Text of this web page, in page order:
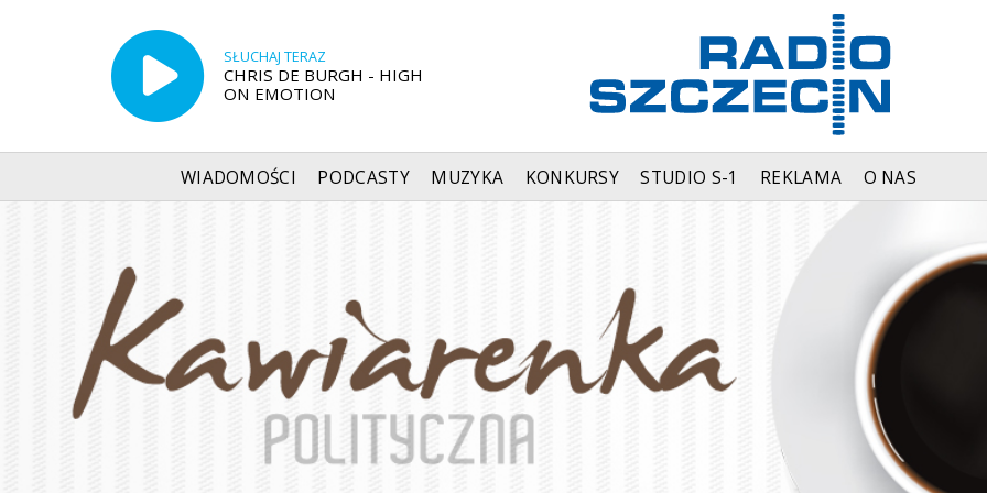
SŁUCHAJ TERAZ
CHRIS DE BURGH - HIGH
ON EMOTION
WIADOMOŚCI PODCASTY MUZYKA KONKURSY STUDIO S-1 REKLAMA O NAS